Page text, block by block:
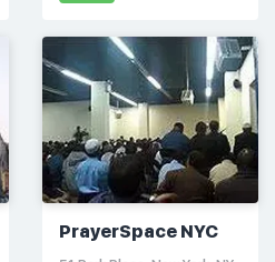
PrayerSpace NYC